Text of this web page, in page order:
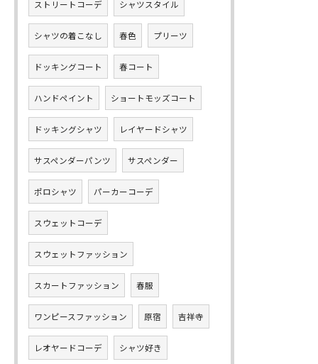
ストリートコーデ シャツスタイル
シャツの着こなし 春色 プリーツ
ドッキングコート 春コート
ハンドペイント ショートモッズコート
ドッキングシャツ レイヤードシャツ
サスペンダーパンツ サスペンダー
ポロシャツ パーカーコーデ
スウェットコーデ
スウェットファッション
スカートファッション 春服
ワンピースファッション 原宿 吉祥寺
レオヤードコーデ シャツ好き